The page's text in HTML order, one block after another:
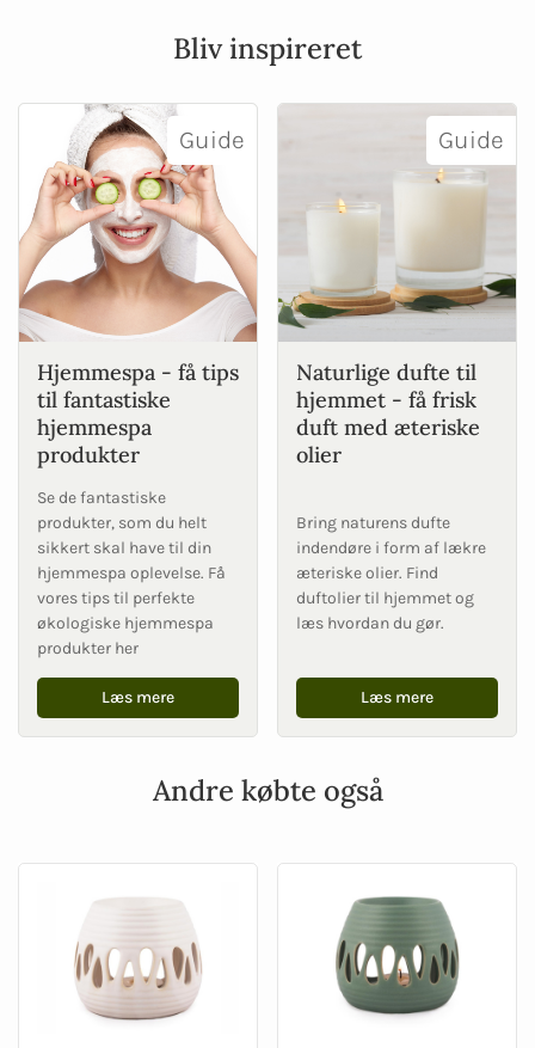
Bliv inspireret
Guide
Hjemmespa - få tips
til fantastiske
hjemmespa
produkter
Se de fantastiske
produkter, som du helt
sikkert skal have til din
hjemmespa oplevelse. Få
vores tips til perfekte
økologiske hjemmespa
produkter her
Læs mere
Guide
Naturlige dufte til
hjemmet - få frisk
duft med æteriske
olier
Bring naturens dufte
indendøre i form af lækre
æteriske olier. Find
duftolier til hjemmet og
læs hvordan du gør.
Læs mere
Andre købte også